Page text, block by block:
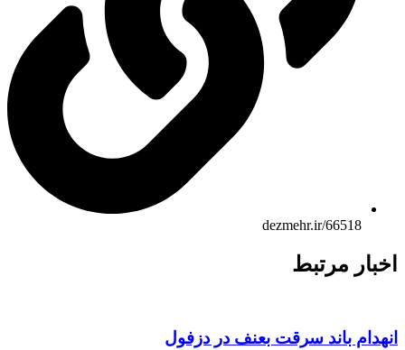
dezmehr.ir/66518
مرتبط
باند سرقت بعنف در دزفول